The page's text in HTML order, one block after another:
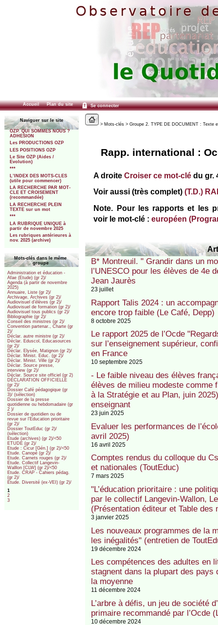
Accueil Plan du site Se connecter
Naviguer sur le site
OZP. QUI SOMMES NOUS ?
ADHESION
Les PRODUCTIONS OZP
LES POSITIONS OZP
Le Site OZP (Aides /
Evolution)
***
L’INDEX DES MOTS-CLES
(utile pour commencer)
LA RECHERCHE PAR MOT-
CLE ET CROISEMENT
(recommandée)
LA RECHERCHE PLEIN
TEXTE sur un mot
***
LA RUBRIQUE UNIQUE à
partir de novembre 2025
Les rubriques antérieures à
nov. 2025 (archive)
Mots-clés dans le même
groupe
Administration et éducation -
Afae (Etude) (gr 2)/
Agenda (à partir de novembre
2025)
Annuaire, Liste (gr 2)/
Archivage, Archives (gr 2)/
Audiovisuel d’élèves (gr 2)/
Audiovisuel de formation (gr 2)/
Audiovisuel tous publics (gr 2)/
Bibliographie (gr 2)/
Conseil des ministres (gr 2)/
Convention partenar., Charte (gr
2)/
Déclar. autre ministre (gr 2)/
Déclar. Eduscol, Educasources
(gr 2)/
Déclar. Elysée, Matignon (gr 2)/
Déclar. Minist. Educ. (gr 2)/
Déclar. Minist. Ville (gr 2)/
Déclar. Source presse,
interview (gr 2)/
Déclar. Source site officiel (gr 2)
DÉCLARATION OFFICIELLE
(gr 2)/
Dossier Café pédagogique (gr
3)/ (sélection)
Dossier de la presse
quotidienne ou hebdomadaire (gr
2 )/
Dossier de quotidien ou de
revue sur l’Education prioritaire
(gr 2)/
Dossier ToutEduc (gr 2)/
(sélection)
Etude (archives) (gr 2)/<50
ETUDE (gr 2)/
Etude : Cicur [Gén.] (gr 2)/<50
Etude. Canopé (gr 2)/
Etude. Carnets rouges (gr 2)/
Etude. Collectif Langevin-
Walllon [CLW] (gr 2)/<50
Etude. CRAP - Cahiers pédag.
(gr 2)/
Etude. Diversité (ex-VEI) (gr 2)/
1
2
3
> Mots-clés > Groupe 2. TYPE DE DOCUMENT : Texte
Rapp. international :
A droiteCroiser ce mot-clé du gr.
Voir aussi (très complet)(T.D.)
Note. Pour les rapports et les
voir le mot-clé :européen
B* Montreuil. " Grandir dans un
l’UNESCO pour les élèves de 4e
Jean Jaurès
23 juillet
Rapport Talis 2024 : un
encore trop faible (Le Café, Depp)
8 octobre 2025
Le rapport 2025 de l’Ocde
sur l’enseignement supérieur,
en France
10 septembre 2025
- Le faible niveau des élèves
élèves de milieu modeste comme
à la Stratégie et au Plan, juin
enseignant
23 juin 2025
Evaluer les performances de
avril 2025)
16 avril 2025
Comptes rendus du colloque du
et nationales (ToutEduc)
7 mars 2025
"L’éducation prioritaire : une
par le collectif Langevin-Wallon,
(Présentation éditeur et Table des
3 janvier 2025
Les nouveaux programmes de la
les inégalités" (entretien de
19 décembre 2024
Les compétences des adultes en
stagnent dans la plupart des pays
la moyenne
11 décembre 2024
L’arbre à défis, un jeu de société
primaire recommandé par l’Ocde
10 décembre 2024